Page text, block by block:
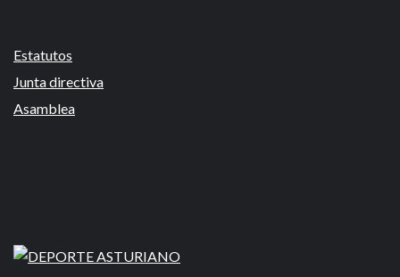
Estatutos
Junta directiva
Asamblea